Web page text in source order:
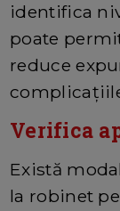
identifica
poate
reduce
Verifica
Există
la robinet